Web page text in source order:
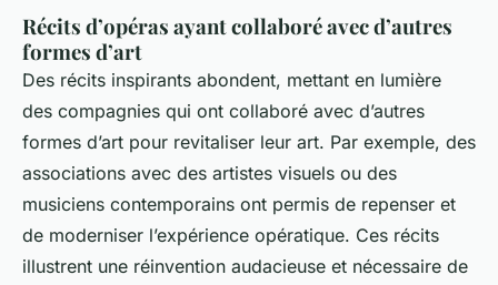
Récits d’opéras ayant collaboré avec d’autres
formes d’art
Des récits inspirants abondent, mettant en lumière
des compagnies qui ont collaboré avec d’autres
formes d’art pour revitaliser leur art. Par exemple, des
associations avec des artistes visuels ou des
musiciens contemporains ont permis de repenser et
de moderniser l’expérience opératique. Ces récits
illustrent une réinvention audacieuse et nécessaire de